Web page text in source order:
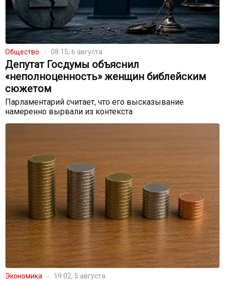
Общество 08:15, 6 августа
Депутат Госдумы объяснил
«неполноценность» женщин библейским
сюжетом
Парламентарий считает, что его высказывание
намеренно вырвали из контекста
Экономика 19:02, 5 августа